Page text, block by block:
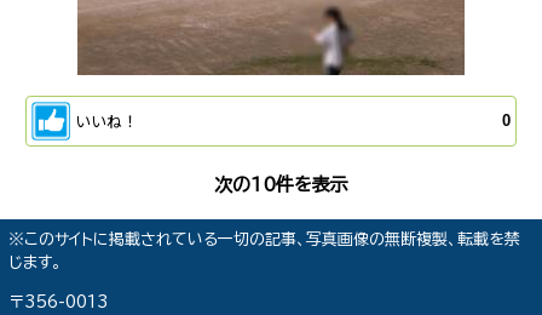
いいね！ 0
次の10件を表示
※このサイトに掲載されている一切の記事、写真画像の無断複製、転載を禁
じます。
〒356-0013